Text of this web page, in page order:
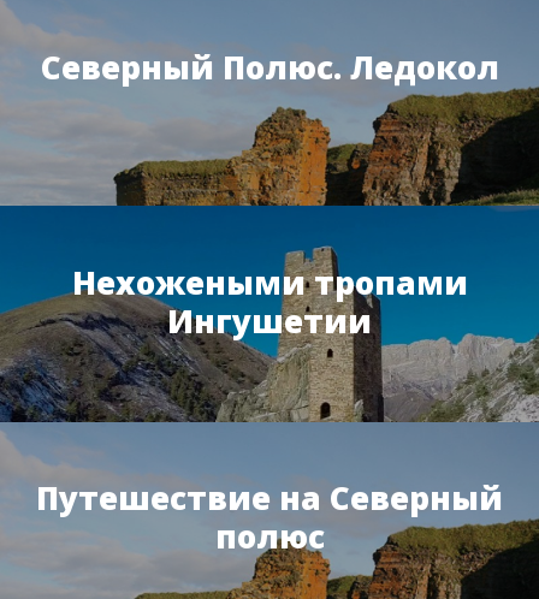
Северный Полюс. Ледокол
Нехожеными тропами
Ингушетии
Путешествие на Северный
полюс